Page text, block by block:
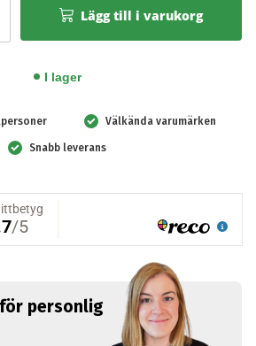
Lägg till i varukorg
I lager
Välkända varumärken
Snabb leverans
personlig